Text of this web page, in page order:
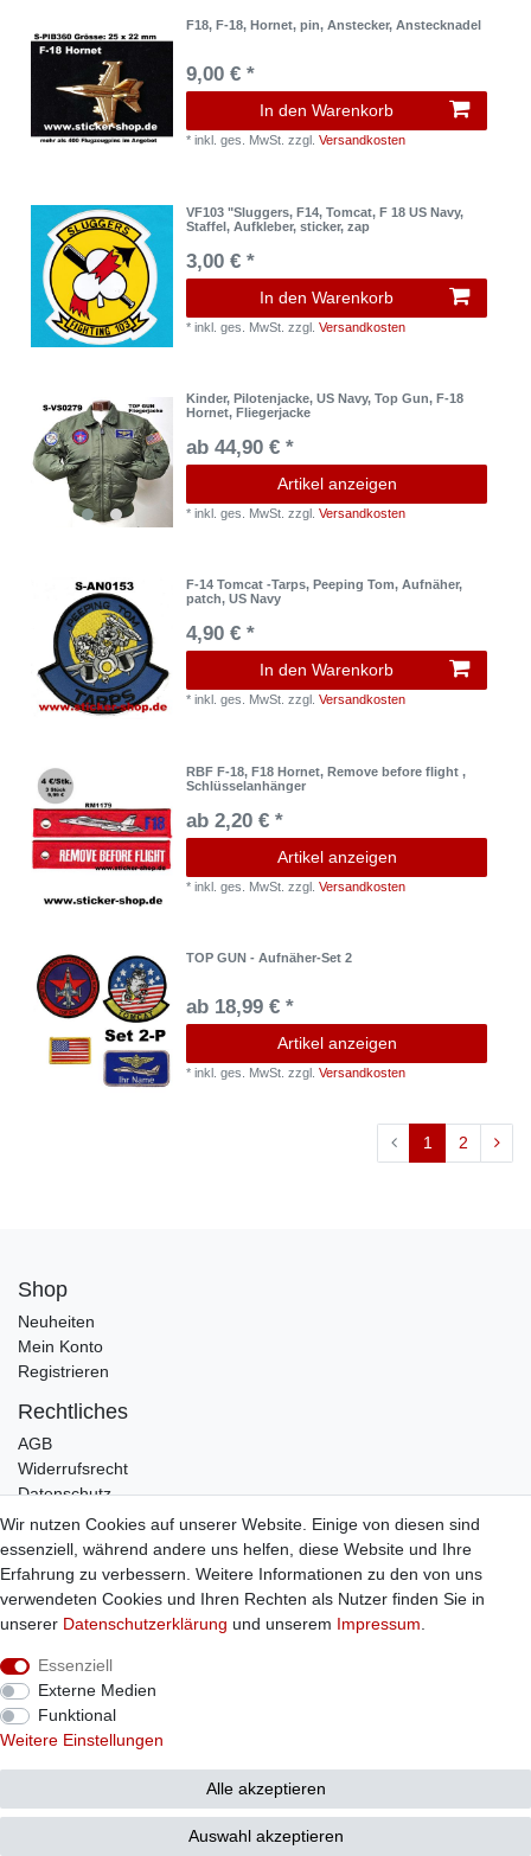
F18, F-18, Hornet, pin, Anstecker, Anstecknadel
9,00 € *
In den Warenkorb
*inkl. ges. MwSt. zzgl.Versandkosten
VF103 "Sluggers, F14, Tomcat, F 18 US Navy,
Staffel, Aufkleber, sticker, zap
3,00 € *
In den Warenkorb
*inkl. ges. MwSt. zzgl.Versandkosten
Kinder, Pilotenjacke, US Navy, Top Gun, F-18
Hornet, Fliegerjacke
ab 44,90 € *
Artikel anzeigen
*inkl. ges. MwSt. zzgl.Versandkosten
F-14 Tomcat -Tarps, Peeping Tom, Aufnäher,
patch, US Navy
4,90 € *
In den Warenkorb
*inkl. ges. MwSt. zzgl.Versandkosten
RBF F-18, F18 Hornet, Remove before flight ,
Schlüsselanhänger
ab 2,20 € *
Artikel anzeigen
*inkl. ges. MwSt. zzgl.Versandkosten
TOP GUN - Aufnäher-Set 2
ab 18,99 € *
Artikel anzeigen
*inkl. ges. MwSt. zzgl.Versandkosten
1 2
Shop
Neuheiten
Mein Konto
Registrieren
Rechtliches
AGB
Widerrufsrecht
Datenschutz
Impressum
Infos
Zahlung / Versand
Individuelle Anfertigung
Bestellung widerrufen
Wir nutzen Cookies auf unserer Website. Einige von diesen sind
essenziell, während andere uns helfen, diese Website und Ihre
Erfahrung zu verbessern. Weitere Informationen zu den von uns
verwendeten Cookies und Ihren Rechten als Nutzer finden Sie in
unserer Daten­schutz­erklärung und unserem Impressum
Essenziell
Externe Medien
Funktional
Weitere Einstellungen
Alle akzeptieren
Auswahl akzeptieren
© Copyright 2026 Sticker Shop Strerath